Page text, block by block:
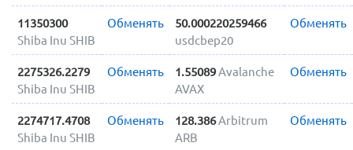
11350300
Shiba Inu SHIB
Обменять
50.000220259466
usdcbep20
Обменять
2275326.2279
Shiba Inu SHIB
Обменять 1.55089Avalanche
AVAX
Обменять
2274717.4708
Shiba Inu SHIB
Обменять 128.386Arbitrum
ARB
Обменять